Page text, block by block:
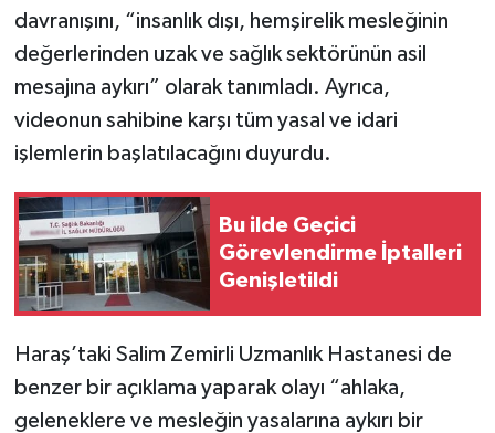
davranışını, “insanlık dışı, hemşirelik mesleğinin
değerlerinden uzak ve sağlık sektörünün asil
mesajına aykırı” olarak tanımladı. Ayrıca,
videonun sahibine karşı tüm yasal ve idari
işlemlerin başlatılacağını duyurdu.
Bu ilde Geçici
Görevlendirme İptalleri
Genişletildi
Haraş’taki Salim Zemirli Uzmanlık Hastanesi de
benzer bir açıklama yaparak olayı “ahlaka,
geleneklere ve mesleğin yasalarına aykırı bir